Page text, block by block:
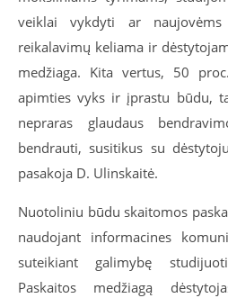
veiklai vykdyti ar
reikalavimų keliama ir
medžiaga. Kita vertus, 50
apimties vyks ir įprastu būdu,
nepraras glaudaus
bendrauti, susitikus su
pasakoja D. Ulinskaitė.
Nuotoliniu būdu skaitomos
naudojant informacines
suteikiant galimybę
Paskaitos medžiagą